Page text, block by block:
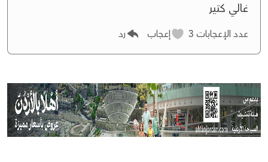
غالي كتير
عدد الإعجابات إعجاب رد